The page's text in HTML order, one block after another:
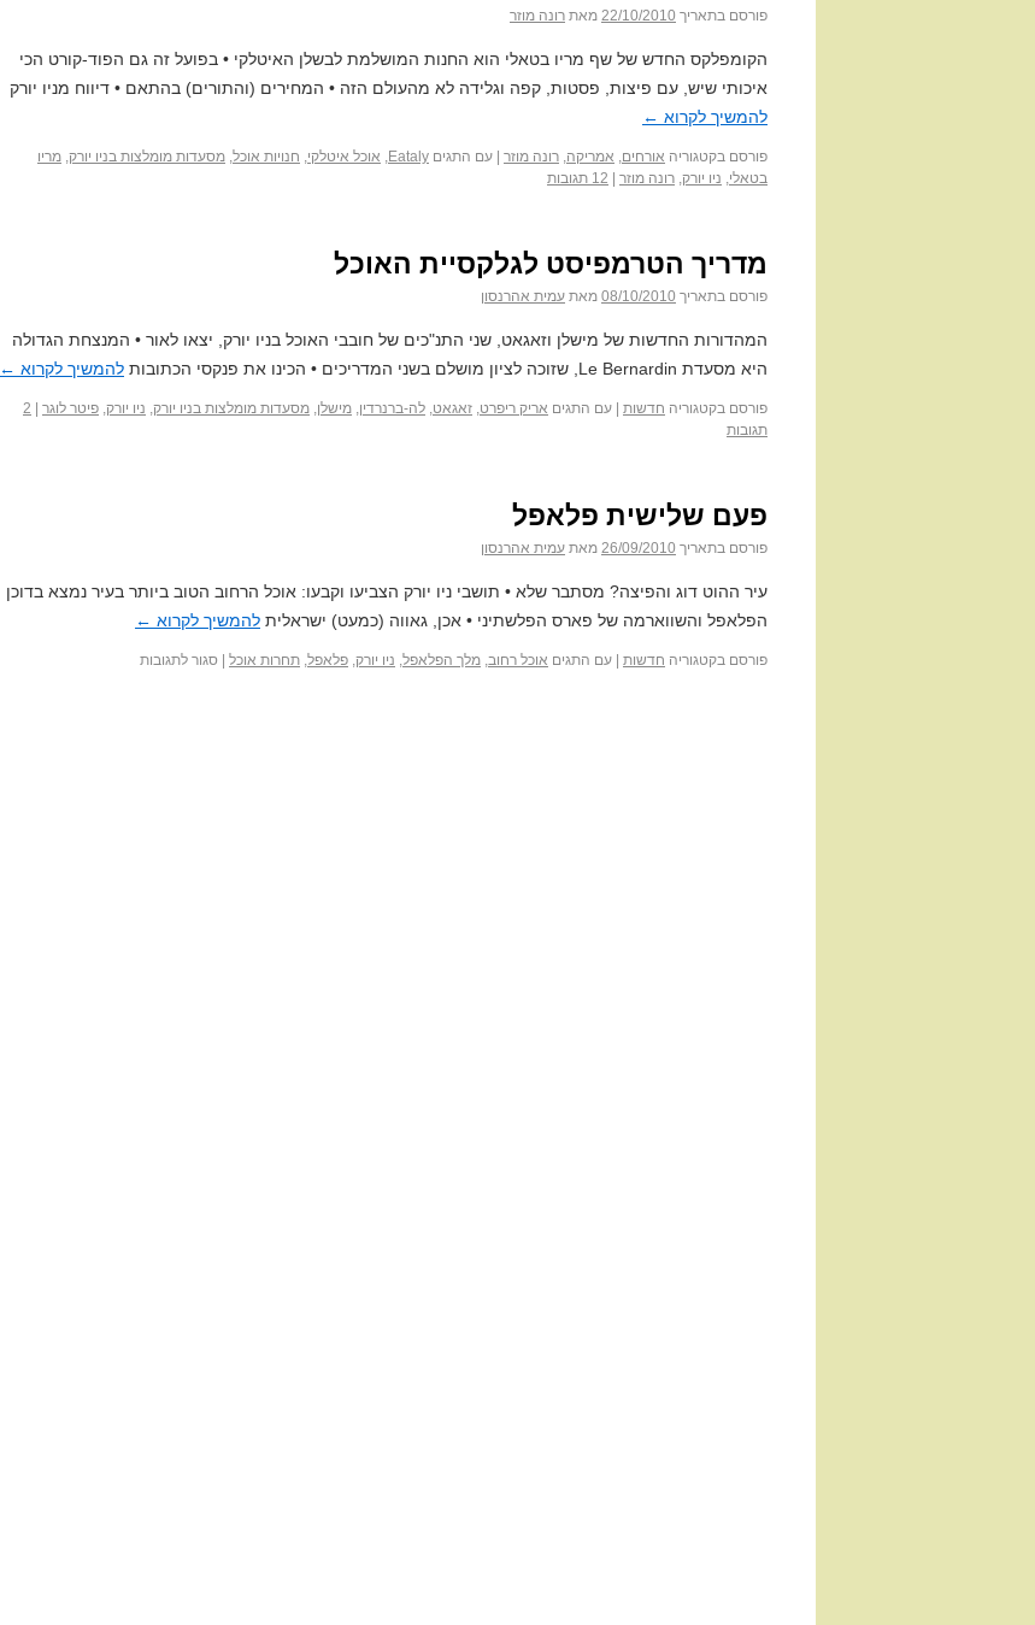
פורסם בתאריך 22/10/2010 מאת רונה מוזר
הקומפלקס החדש של שף מריו בטאלי הוא החנות המושלמת לבשלן האיטלקי • בפועל זה גם הפוד-קורט הכי
איכותי שיש, עם פיצות, פסטות, קפה וגלידה לא מהעולם הזה • המחירים (והתורים) בהתאם • דיווח מניו יורק
להמשיך לקרוא ←
פורסם בקטגוריה אורחים, אמריקה, רונה מוזר עם התגים Eataly
, אוכל איטלקי, חנויות אוכל, מסעדות מומלצות בניו יורק, מריו
בטאלי, ניו יורק, רונה מוזר 12 תגובות
מדריך הטרמפיסט לגלקסיית האוכל
פורסם בתאריך 08/10/2010 מאת עמית אהרנסון
המהדורות החדשות של מישלן וזאגאט, שני התנ"כים של חובבי האוכל בניו יורק, יצאו לאור • המנצחת הגדולה
היא מסעדת Le Bernardin, שזוכה לציון מושלם בשני המדריכים • הכינו את פנקסי הכתובות
להמשיך לקרוא ←
פורסם בקטגוריה חדשות עם התגים אריק ריפרט, זאגאט, לה-ברנרדין, מישלן, מסעדות מומלצות בניו יורק, ניו יורק, פיטר לוגר
2
תגובות
פעם שלישית פלאפל
פורסם בתאריך 26/09/2010 מאת עמית אהרנסון
עיר ההוט דוג והפיצה? מסתבר שלא • תושבי ניו יורק הצביעו וקבעו: אוכל הרחוב הטוב ביותר בעיר נמצא בדוכן
הפלאפל והשווארמה של פארס הפלשתיני • אכן, גאווה (כמעט) ישראלית להמשיך לקרוא ←
פורסם בקטגוריה חדשות עם התגים אוכל רחוב, מלך הפלאפל, ניו יורק, פלאפל, תחרות אוכל סגור לתגובות